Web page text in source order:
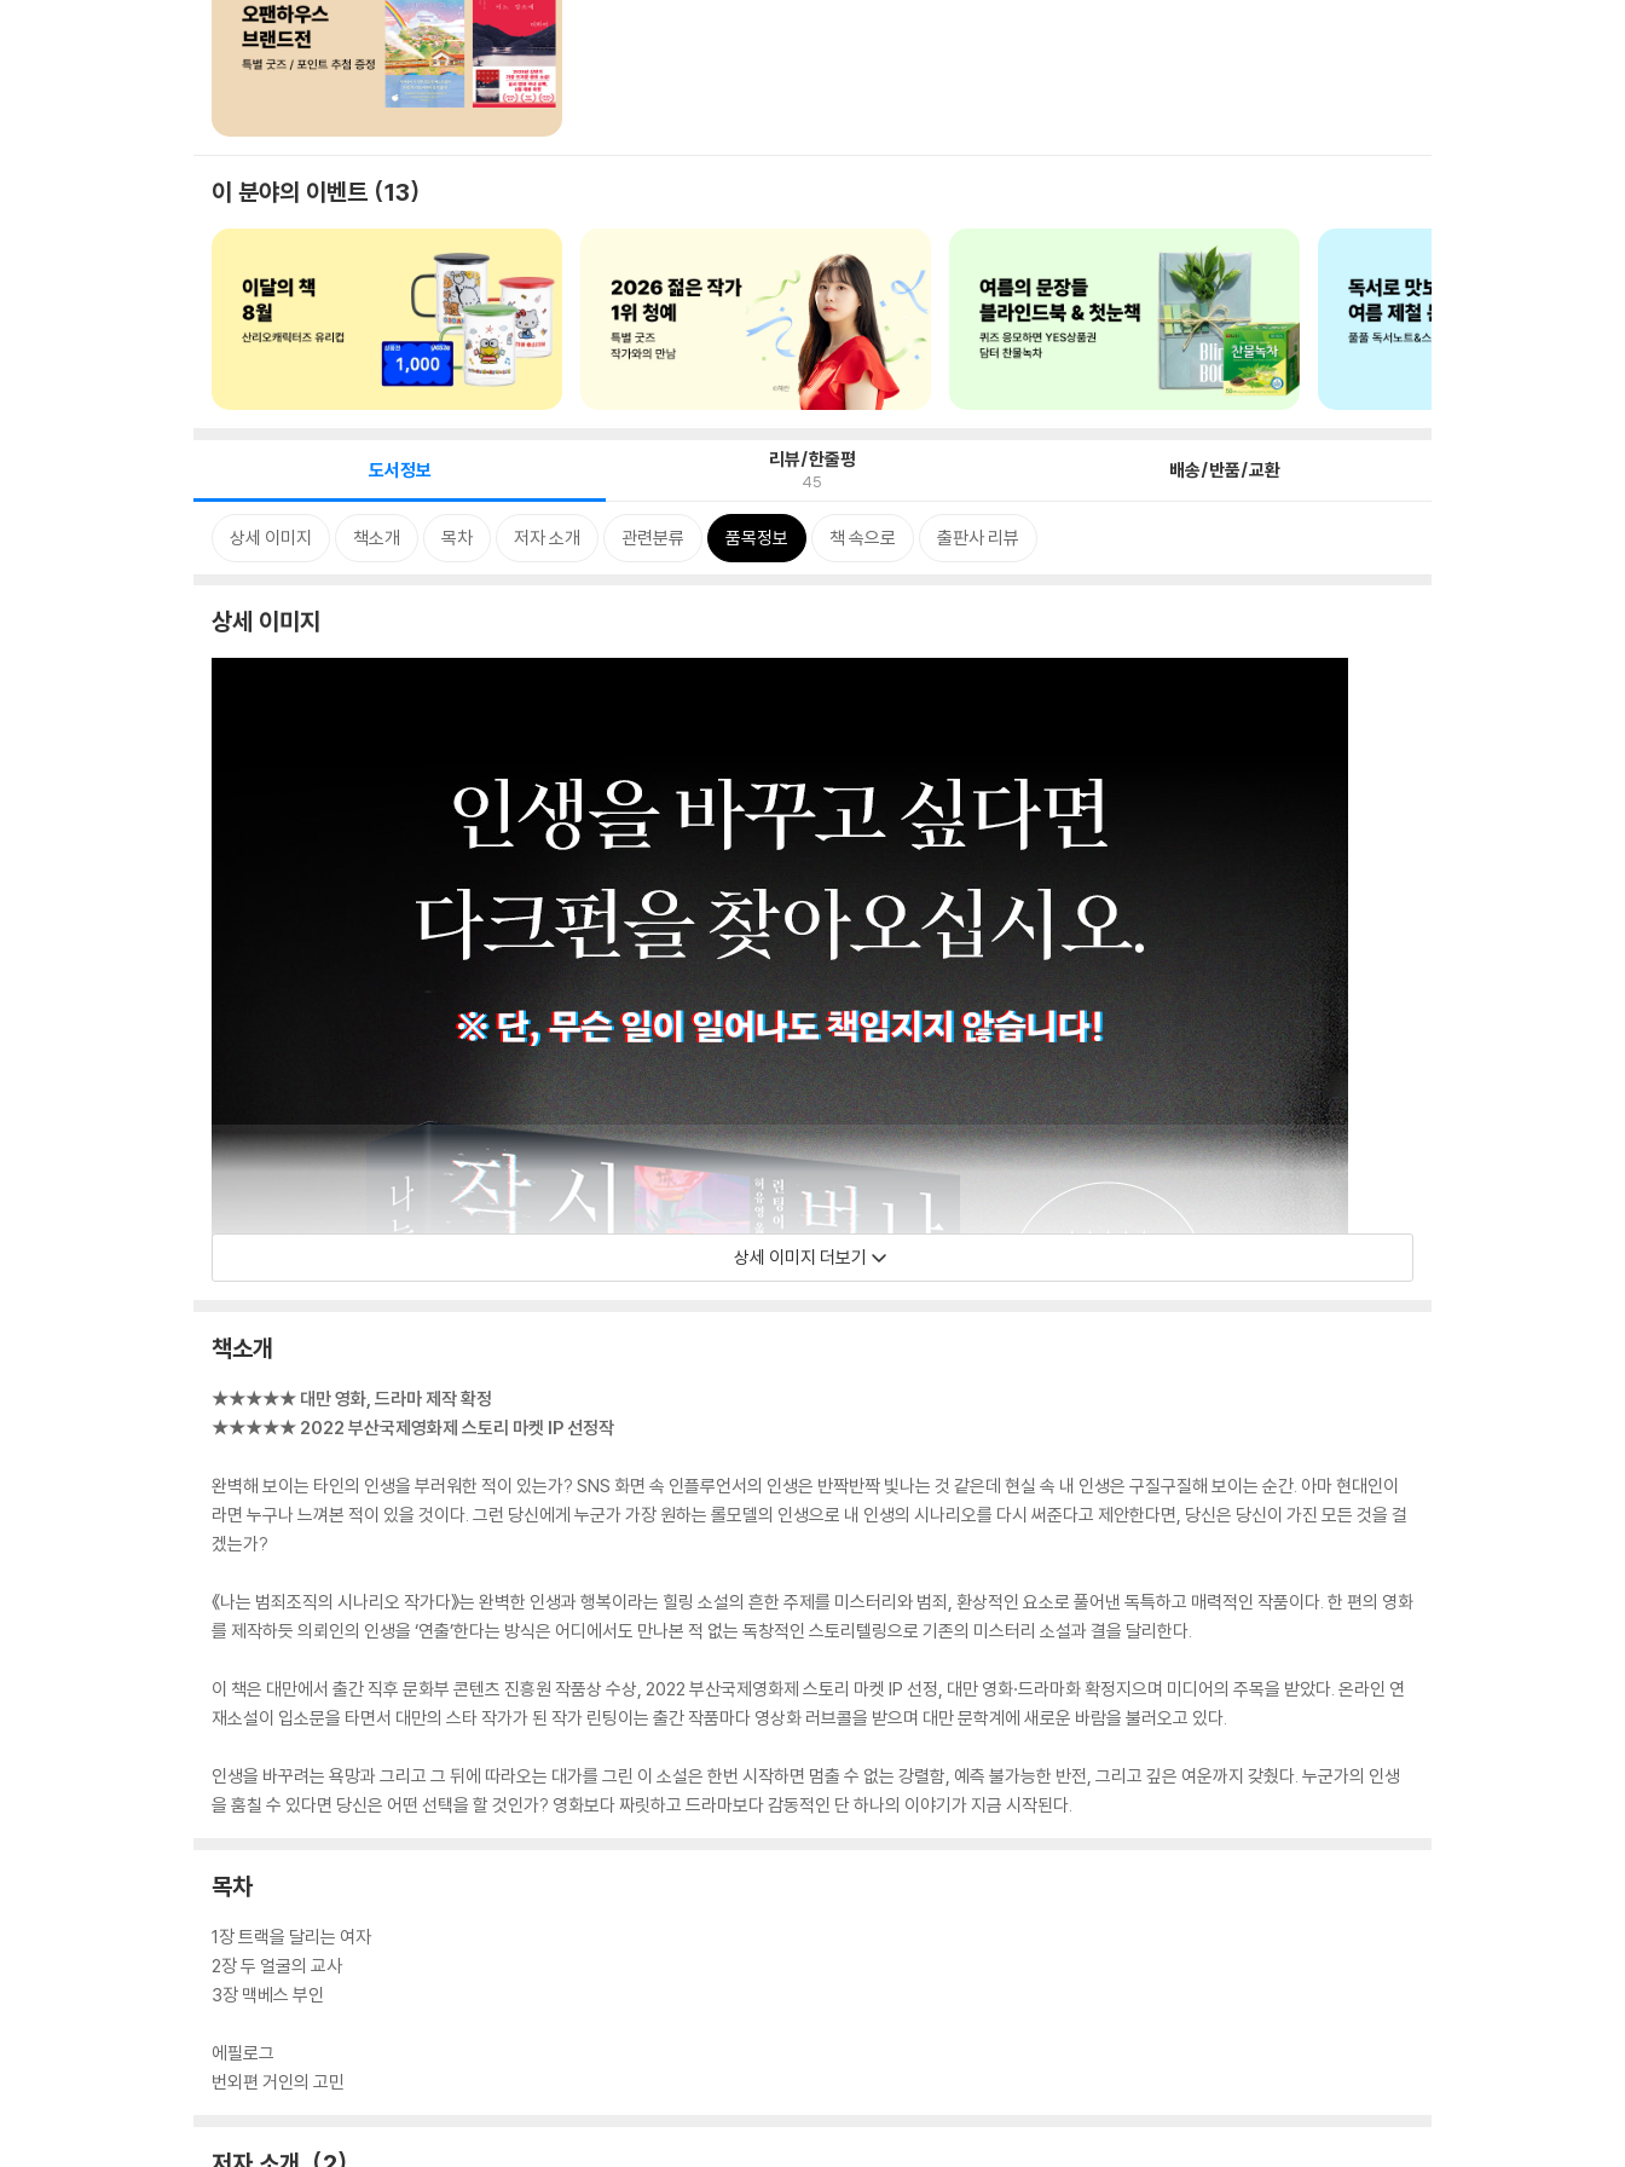
이 분야의 이벤트 13
도서정보 리뷰/한줄평
45 배송/반품/교환
상세 이미지 책소개 목차 저자 소개 관련분류 품목정보 책 속으로 출판사 리뷰
상세 이미지
상세 이미지 더보기
책소개
★★★★★ 대만 영화, 드라마 제작 확정
★★★★★ 2022 부산국제영화제 스토리 마켓 IP 선정작
완벽해 보이는 타인의 인생을 부러워한 적이 있는가? SNS 화면 속 인플루언서의 인생은 반짝반짝 빛나는 것 같은데 현실 속 내 인생은 구질구질해 보이는 순간. 아마 현대인이
라면 누구나 느껴본 적이 있을 것이다. 그런 당신에게 누군가 가장 원하는 롤모델의 인생으로 내 인생의 시나리오를 다시 써준다고 제안한다면, 당신은 당신이 가진 모든 것을 걸
겠는가?
《나는 범죄조직의 시나리오 작가다》는 완벽한 인생과 행복이라는 힐링 소설의 흔한 주제를 미스터리와 범죄, 환상적인 요소로 풀어낸 독특하고 매력적인 작품이다. 한 편의 영화
를 제작하듯 의뢰인의 인생을 ‘연출’한다는 방식은 어디에서도 만나본 적 없는 독창적인 스토리텔링으로 기존의 미스터리 소설과 결을 달리한다.
이 책은 대만에서 출간 직후 문화부 콘텐츠 진흥원 작품상 수상, 2022 부산국제영화제 스토리 마켓 IP 선정, 대만 영화·드라마화 확정지으며 미디어의 주목을 받았다. 온라인 연
재소설이 입소문을 타면서 대만의 스타 작가가 된 작가 린팅이는 출간 작품마다 영상화 러브콜을 받으며 대만 문학계에 새로운 바람을 불러오고 있다.
인생을 바꾸려는 욕망과 그리고 그 뒤에 따라오는 대가를 그린 이 소설은 한번 시작하면 멈출 수 없는 강렬함, 예측 불가능한 반전, 그리고 깊은 여운까지 갖췄다. 누군가의 인생
을 훔칠 수 있다면 당신은 어떤 선택을 할 것인가? 영화보다 짜릿하고 드라마보다 감동적인 단 하나의 이야기가 지금 시작된다.
목차
1장 트랙을 달리는 여자
2장 두 얼굴의 교사
3장 맥베스 부인
에필로그
번외편 거인의 고민